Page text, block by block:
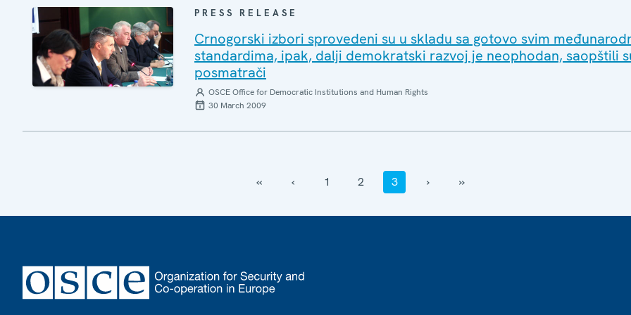
PRESS RELEASE
Crnogorski izbori sprovedeni su u skladu sa gotovo svim
standardima, ipak, dalji demokratski razvoj je neophodan, saopštili
posmatrači
OSCE Office for Democratic Institutions and Human Rights
30 March 2009
‹‹ ‹ 1 2 3 › ››